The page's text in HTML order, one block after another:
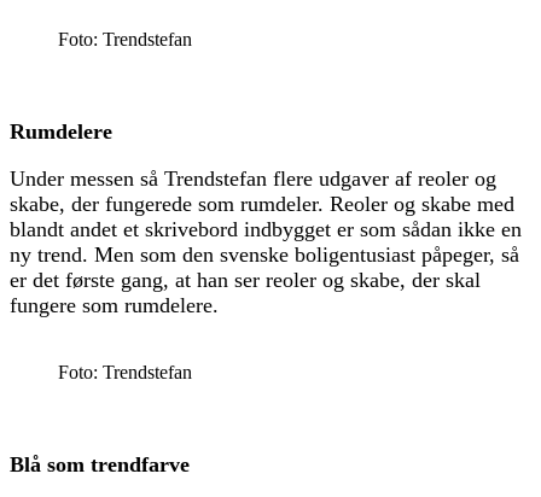
Foto: Trendstefan
Rumdelere
Under messen så Trendstefan flere udgaver af reoler og
skabe, der fungerede som rumdeler. Reoler og skabe med
blandt andet et skrivebord indbygget er som sådan ikke en
ny trend. Men som den svenske boligentusiast påpeger, så
er det første gang, at han ser reoler og skabe, der skal
fungere som rumdelere.
Foto: Trendstefan
Blå som trendfarve